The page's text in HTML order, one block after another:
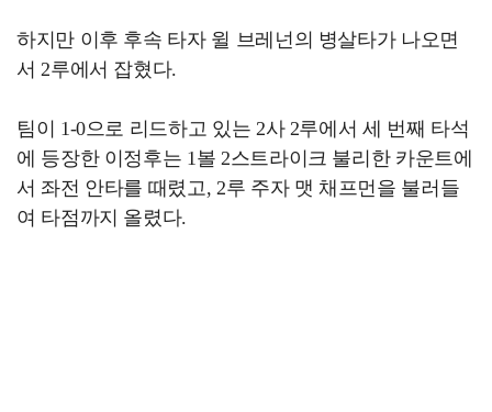
하지만 이후 후속 타자 윌 브레넌의 병살타가 나오면
서 2루에서 잡혔다.
팀이 1-0으로 리드하고 있는 2사 2루에서 세 번째 타석
에 등장한 이정후는 1볼 2스트라이크 불리한 카운트에
서 좌전 안타를 때렸고, 2루 주자 맷 채프먼을 불러들
여 타점까지 올렸다.